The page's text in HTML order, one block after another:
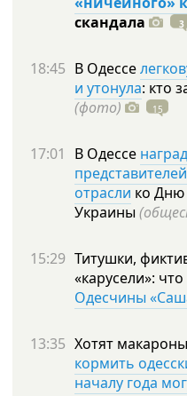
скандала
3
18:45 В Одессе
и утонула: кто
(фото)
15
17:01 В Одессе
отрасли ко Дню
Украины
15:29 Титушки,
«карусели»: что
Одесчины
13:35 Хотят
кормить
началу года